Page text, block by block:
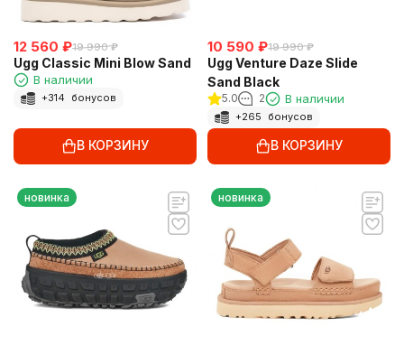
12 560 ₽19 990 ₽
Ugg Classic Mini Blow Sand
В наличии
+314 бонусов
В КОРЗИНУ
10 590 ₽19 990 ₽
Ugg Venture Daze Slide
Sand Black
5.0 2 В наличии
+265 бонусов
В КОРЗИНУ
новинка новинка